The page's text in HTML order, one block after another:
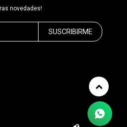
novedades!
SUSCRIBIRME